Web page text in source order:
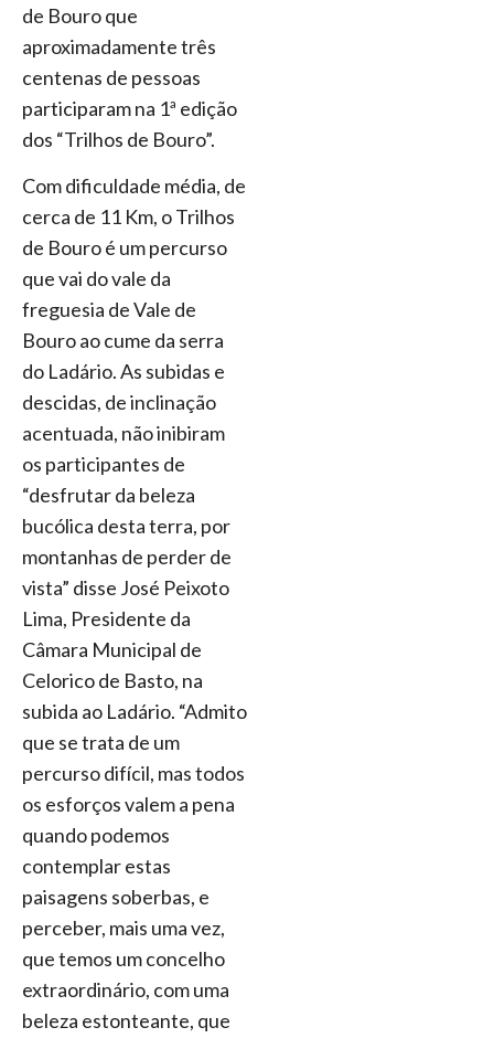
de Bouro que
aproximadamente três
centenas de pessoas
participaram na 1ª edição
dos “Trilhos de Bouro”.
Com dificuldade média, de
cerca de 11 Km, o Trilhos
de Bouro é um percurso
que vai do vale da
freguesia de Vale de
Bouro ao cume da serra
do Ladário. As subidas e
descidas, de inclinação
acentuada, não inibiram
os participantes de
“desfrutar da beleza
bucólica desta terra, por
montanhas de perder de
vista” disse José Peixoto
Lima, Presidente da
Câmara Municipal de
Celorico de Basto, na
subida ao Ladário. “Admito
que se trata de um
percurso difícil, mas todos
os esforços valem a pena
quando podemos
contemplar estas
paisagens soberbas, e
perceber, mais uma vez,
que temos um concelho
extraordinário, com uma
beleza estonteante, que